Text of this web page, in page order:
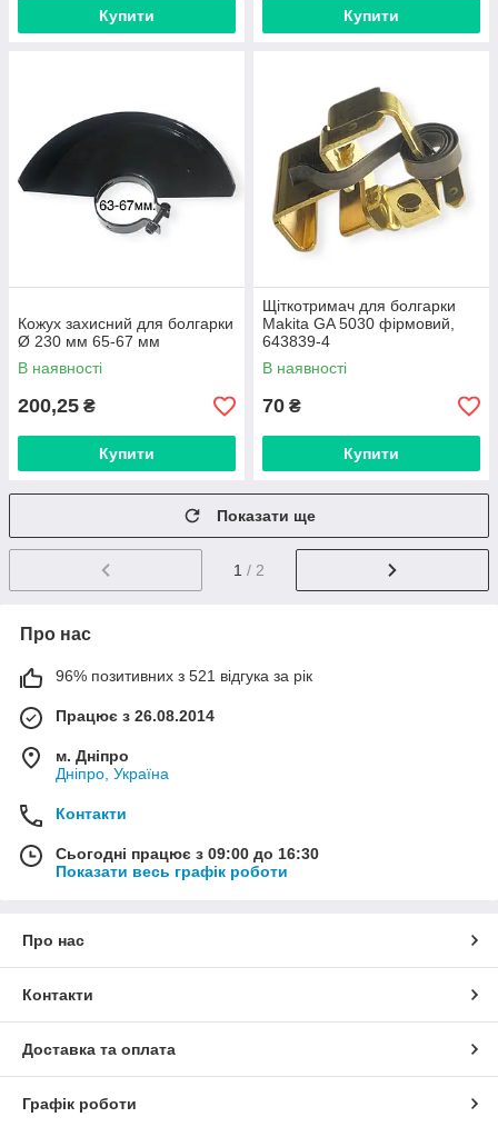
Купити Купити
Кожух захисний для болгарки
Ø 230 мм 65-67 мм
В наявності
200,25 ₴
Купити
Щіткотримач для болгарки
Makita GA 5030 фірмовий,
643839-4
В наявності
70 ₴
Купити
Показати ще
1 / 2
Про нас
96% позитивних з 521 відгука за рік
Працює з 26.08.2014
м. Дніпро
Дніпро, Україна
Контакти
Сьогодні працює з 09:00 до 16:30
Показати весь графік роботи
Про нас
Контакти
Доставка та оплата
Графік роботи